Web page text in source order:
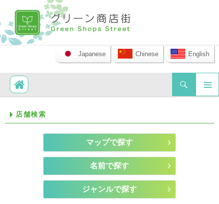
Japanese Chinese English
検索
コンテンツへ移動
店舗検索
マップで探す
名前で探す
ジャンルで探す